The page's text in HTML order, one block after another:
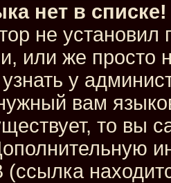
нет в списке!
не
или же просто
у
вам
то вы
(ссылка